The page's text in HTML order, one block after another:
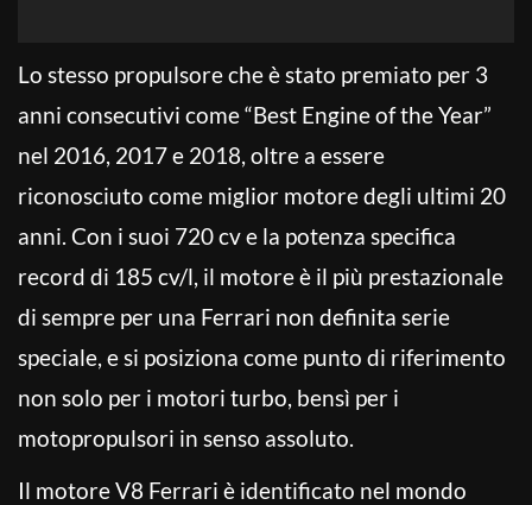
Lo stesso propulsore che è stato premiato per 3
anni consecutivi come “Best Engine of the Year”
nel 2016, 2017 e 2018, oltre a essere
riconosciuto come miglior motore degli ultimi 20
anni. Con i suoi 720 cv e la potenza specifica
record di 185 cv/l, il motore è il più prestazionale
di sempre per una Ferrari non definita serie
speciale, e si posiziona come punto di riferimento
non solo per i motori turbo, bensì per i
motopropulsori in senso assoluto.
Il motore V8 Ferrari è identificato nel mondo